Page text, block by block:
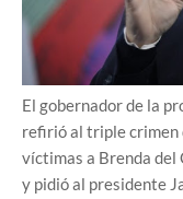
El gobernador de la
refirió al triple crimen
víctimas a Brenda
y pidió al presidente